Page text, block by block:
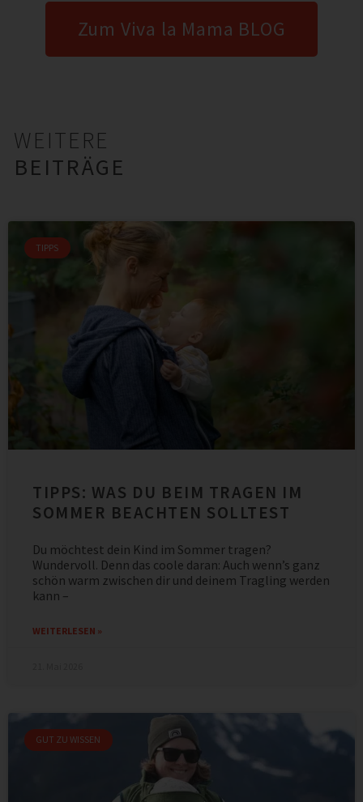
Zum Viva la Mama BLOG
WEITERE
BEITRÄGE
TIPPS
TIPPS: WAS DU BEIM TRAGEN IM
SOMMER BEACHTEN SOLLTEST
Du möchtest dein Kind im Sommer tragen?
Wundervoll. Denn das coole daran: Auch wenn’s ganz
schön warm zwischen dir und deinem Tragling werden
kann –
WEITERLESEN »
GUT ZU WISSEN